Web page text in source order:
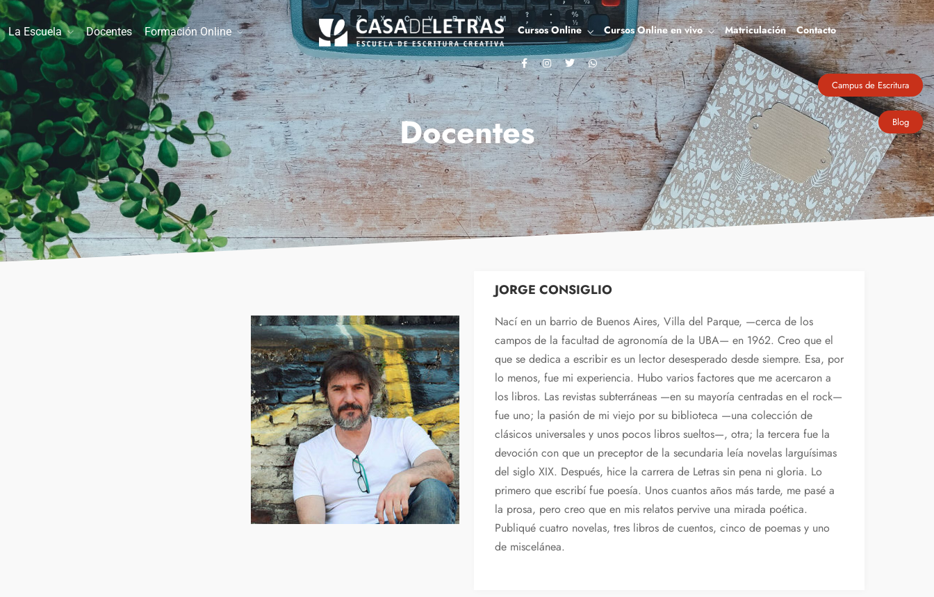
La Escuela Docentes Formación Online Cursos Online Cursos Online en vivo Matriculación Contacto
Campus de Escritura
Blog
Blog
Docentes
JORGE CONSIGLIO
Nací en un barrio de Buenos Aires, Villa del Parque, —cerca de los
campos de la facultad de agronomía de la UBA— en 1962. Creo que el
que se dedica a escribir es un lector desesperado desde siempre. Esa, por
lo menos, fue mi experiencia. Hubo varios factores que me acercaron a
los libros. Las revistas subterráneas —en su mayoría centradas en el rock—
fue uno; la pasión de mi viejo por su biblioteca —una colección de
clásicos universales y unos pocos libros sueltos—, otra; la tercera fue la
devoción con que un preceptor de la secundaria leía novelas larguísimas
del siglo XIX. Después, hice la carrera de Letras sin pena ni gloria. Lo
primero que escribí fue poesía. Unos cuantos años más tarde, me pasé a
la prosa, pero creo que en mis relatos pervive una mirada poética.
Publiqué cuatro novelas, tres libros de cuentos, cinco de poemas y uno
de miscelánea.